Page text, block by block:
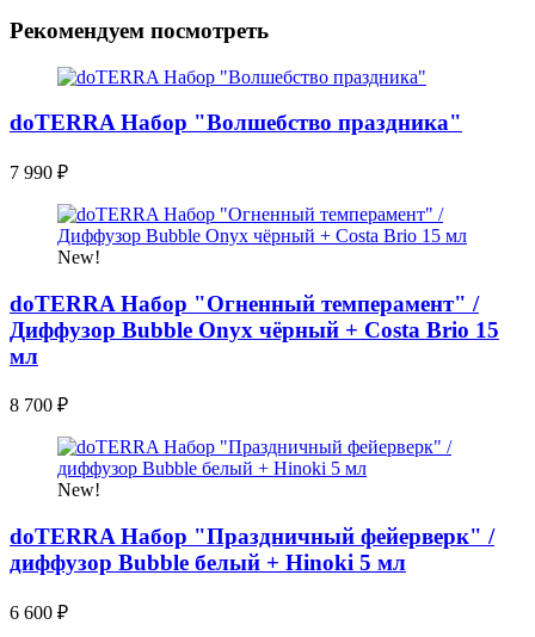
Рекомендуем посмотреть
doTERRA Набор "Волшебство праздника"
7 990 ₽
New!
doTERRA Набор "Огненный темперамент" /
Диффузор Bubble Onyx чёрный + Costa Brio 15
мл
8 700 ₽
New!
doTERRA Набор "Праздничный фейерверк" /
диффузор Bubble белый + Hinoki 5 мл
6 600 ₽